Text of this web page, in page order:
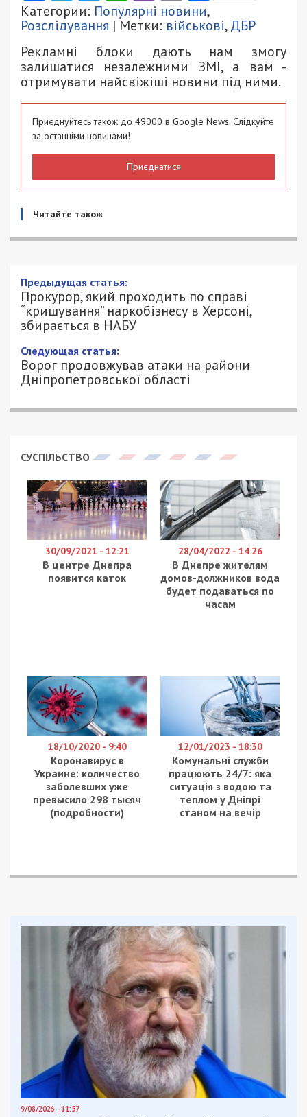
Категории: Популярні новини,
Розслідування | Метки: військові,ДБР
Рекламні блоки дають нам змогу
залишатися незалежними ЗМІ, а вам -
отримувати найсвіжіші новини під ними.
Приєднуйтесь також до 49000 в Google News. Слідкуйте
за останніми новинами!
Приєднатися
Читайте також
Предыдущая статья:
Прокурор, який проходить по справі
“кришування” наркобізнесу в Херсоні,
збирається в НАБУ
Следующая статья:
Ворог продовжував атаки на райони
Дніпропетровської області
СУСПІЛЬСТВО
30/09/2021 - 12:21
В центре Днепра
появится каток
28/04/2022 - 14:26
В Днепре жителям
домов-должников вода
будет подаваться по
часам
18/10/2020 - 9:40
Коронавирус в
Украине: количество
заболевших уже
превысило 298 тысяч
(подробности)
12/01/2023 - 18:30
Комунальні служби
працюють 24/7: яка
ситуація з водою та
теплом у Дніпрі
станом на вечір
9/08/2026 - 11:57